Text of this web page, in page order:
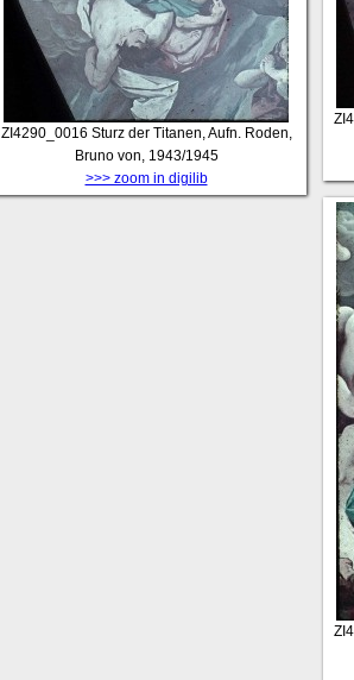
ZI4290_0016 Sturz der Titanen, Aufn. Roden,
Bruno von, 1943/1945
>>> zoom in digilib